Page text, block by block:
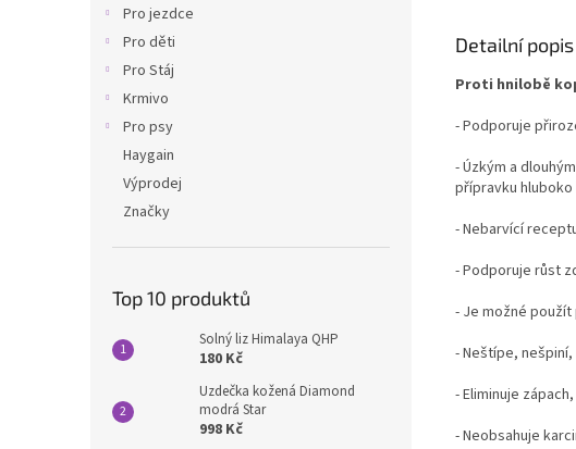
Pro jezdce
Pro děti
Pro Stáj
Krmivo
Pro psy
Haygain
Výprodej
Značky
Top 10 produktů
Solný liz Himalaya QHP
180 Kč
Uzdečka kožená Diamond
modrá Star
998 Kč
Detailní
Proti hnilobě
- Podporuje
- Úzkým a
přípravku
- Nebarvící
- Podporuje růst
- Je možné
- Neštípe,
- Eliminuje
- Neobsahuje